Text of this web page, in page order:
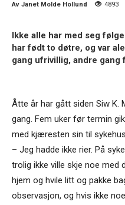
Av Janet Molde Hollund 4893
Ikke alle har med seg
har født to døtre, og var
gang ufrivillig, andre
Åtte år har gått siden Siw
gang. Fem uker før termin
med kjæresten sin til
– Jeg hadde ikke rier. På
trolig ikke ville skje noe med
hjem og hvile litt og pakke
observasjon, og hvis ikke